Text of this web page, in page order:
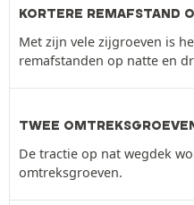
KORTERE REMAFSTAND
Met zijn vele zijgroeven is
remafstanden op natte en
TWEE
De tractie op nat wegdek
omtreksgroeven.